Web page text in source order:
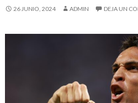
26 JUNIO, 2024 ADMIN DEJA UN